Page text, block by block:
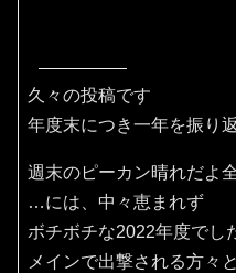
久々の投稿です
年度末につき一年を振り
週末のピーカン晴れだよ
…には、中々恵まれず
ボチボチな2022年度でし
メインで出撃される方々